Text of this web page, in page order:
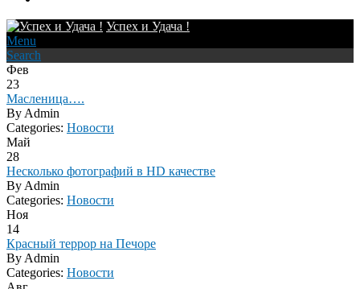
Успех и Удача !
Menu
Search
Фев
23
Масленица….
By Admin
Categories: Новости
Май
28
Несколько фотографий в HD качестве
By Admin
Categories: Новости
Ноя
14
Красный террор на Печоре
By Admin
Categories: Новости